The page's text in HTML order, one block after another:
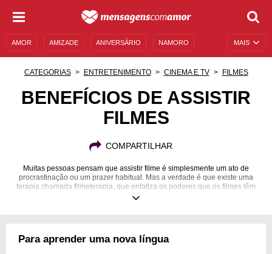
MAIS
AMOR AMIZADE ANIVERSÁRIO NAMORO
MENSAGENS DE ANIVERSÁRIO
CATEGORIAS ENTRETENIMENTO CINEMA E TV FILMES
BENEFÍCIOS DE ASSISTIR
FILMES
COMPARTILHAR
Muitas pessoas pensam que assistir filme é simplesmente um ato de
procrastinação ou um prazer habitual. Mas a verdade é que existe uma
terapia chamada filmeterapia, que enfatiza os poderes que os filmes têm
no nosso cérebro. Sentar em um sofá, deitar na cama e se deliciar com um
artigo e conheça 10 benefícios de assistir filmes!
Para aprender uma nova língua